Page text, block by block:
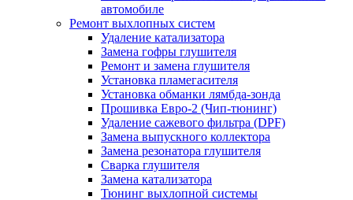
автомобиле
Ремонт выхлопных систем
Удаление катализатора
Замена гофры глушителя
Ремонт и замена глушителя
Установка пламегасителя
Установка обманки лямбда-зонда
Прошивка Евро-2 (Чип-тюнинг)
Удаление сажевого фильтра (DPF)
Замена выпускного коллектора
Замена резонатора глушителя
Сварка глушителя
Замена катализатора
Тюнинг выхлопной системы